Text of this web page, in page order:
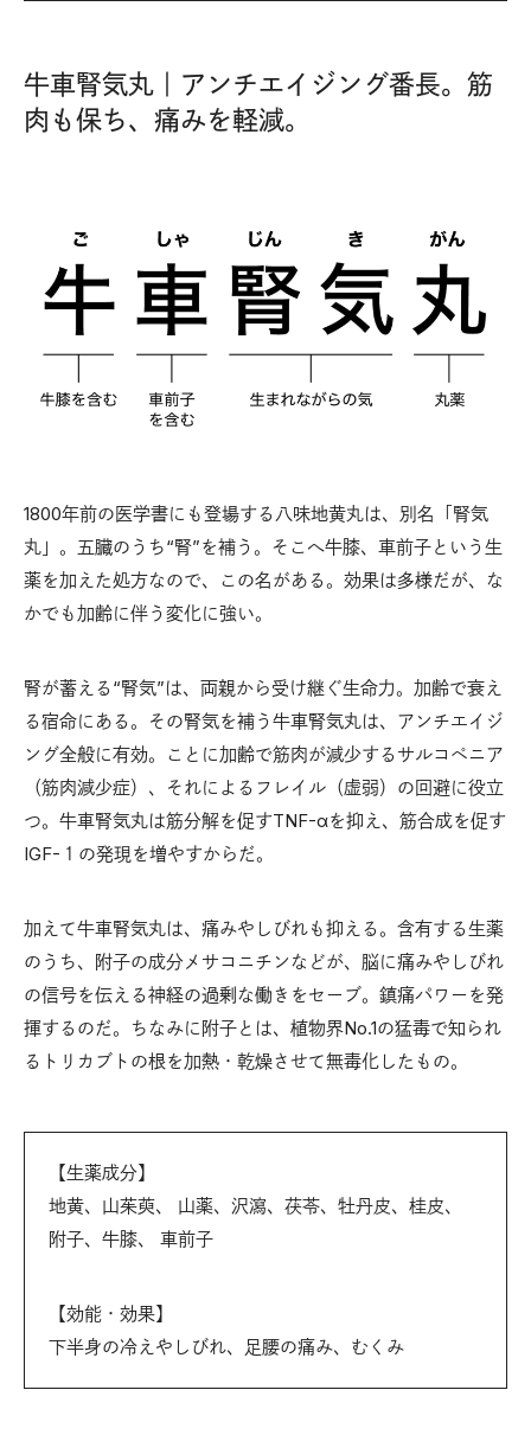
牛車腎気丸｜アンチエイジング番長。筋
肉も保ち、痛みを軽減。
1800年前の医学書にも登場する八味地黄丸は、別名「腎気
丸」。五臓のうち“腎”を補う。そこへ牛膝、車前子という生
薬を加えた処方なので、この名がある。効果は多様だが、な
かでも加齢に伴う変化に強い。
腎が蓄える“腎気”は、両親から受け継ぐ生命力。加齢で衰え
る宿命にある。その腎気を補う牛車腎気丸は、アンチエイジ
ング全般に有効。ことに加齢で筋肉が減少するサルコペニア
（筋肉減少症）、それによるフレイル（虚弱）の回避に役立
つ。牛車腎気丸は筋分解を促すTNF-αを抑え、筋合成を促す
IGF-１の発現を増やすからだ。
加えて牛車腎気丸は、痛みやしびれも抑える。含有する生薬
のうち、附子の成分メサコニチンなどが、脳に痛みやしびれ
の信号を伝える神経の過剰な働きをセーブ。鎮痛パワーを発
揮するのだ。ちなみに附子とは、植物界No.1の猛毒で知られ
るトリカブトの根を加熱・乾燥させて無毒化したもの。
【生薬成分】
地黄、山茱萸、 山薬、沢瀉、茯苓、牡丹皮、桂皮、
附子、牛膝、 車前子
【効能・効果】
下半身の冷えやしびれ、足腰の痛み、むくみ